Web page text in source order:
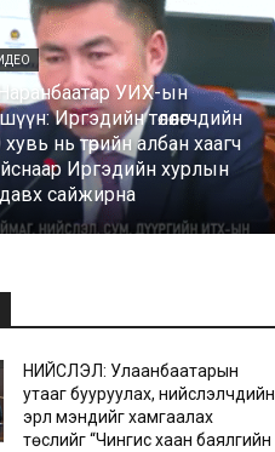
УИХ-ын
Иргэдийн төлөөлөгчдийн
хувь нь төрийн албан хаагч
Иргэдийн хурлын
сайжирна
НИЙСЛЭЛ: Улаанбаатарын
утааг бууруулах, нийслэлчүүдийн
эрүүл мэндийг хамгаалах
төслийг “Чингис хаан баялгийн